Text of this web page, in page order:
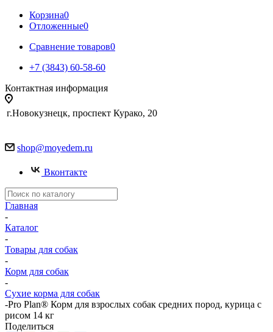
Корзина0
Отложенные0
Сравнение товаров0
+7 (3843) 60-58-60
Контактная информация
г.Новокузнецк, проспект Курако, 20
shop@moyedem.ru
Вконтакте
Главная
-
Каталог
-
Товары для собак
-
Корм для собак
-
Сухие корма для собак
-Pro Plan® Корм для взрослых собак средних пород, курица с
рисом 14 кг
Поделиться